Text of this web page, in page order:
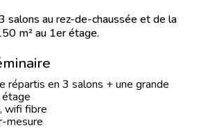
salons au rez-de-chaussée et de la
m² au 1er étage.
répartis en 3 salons + une grande
wifi fibre
mesure